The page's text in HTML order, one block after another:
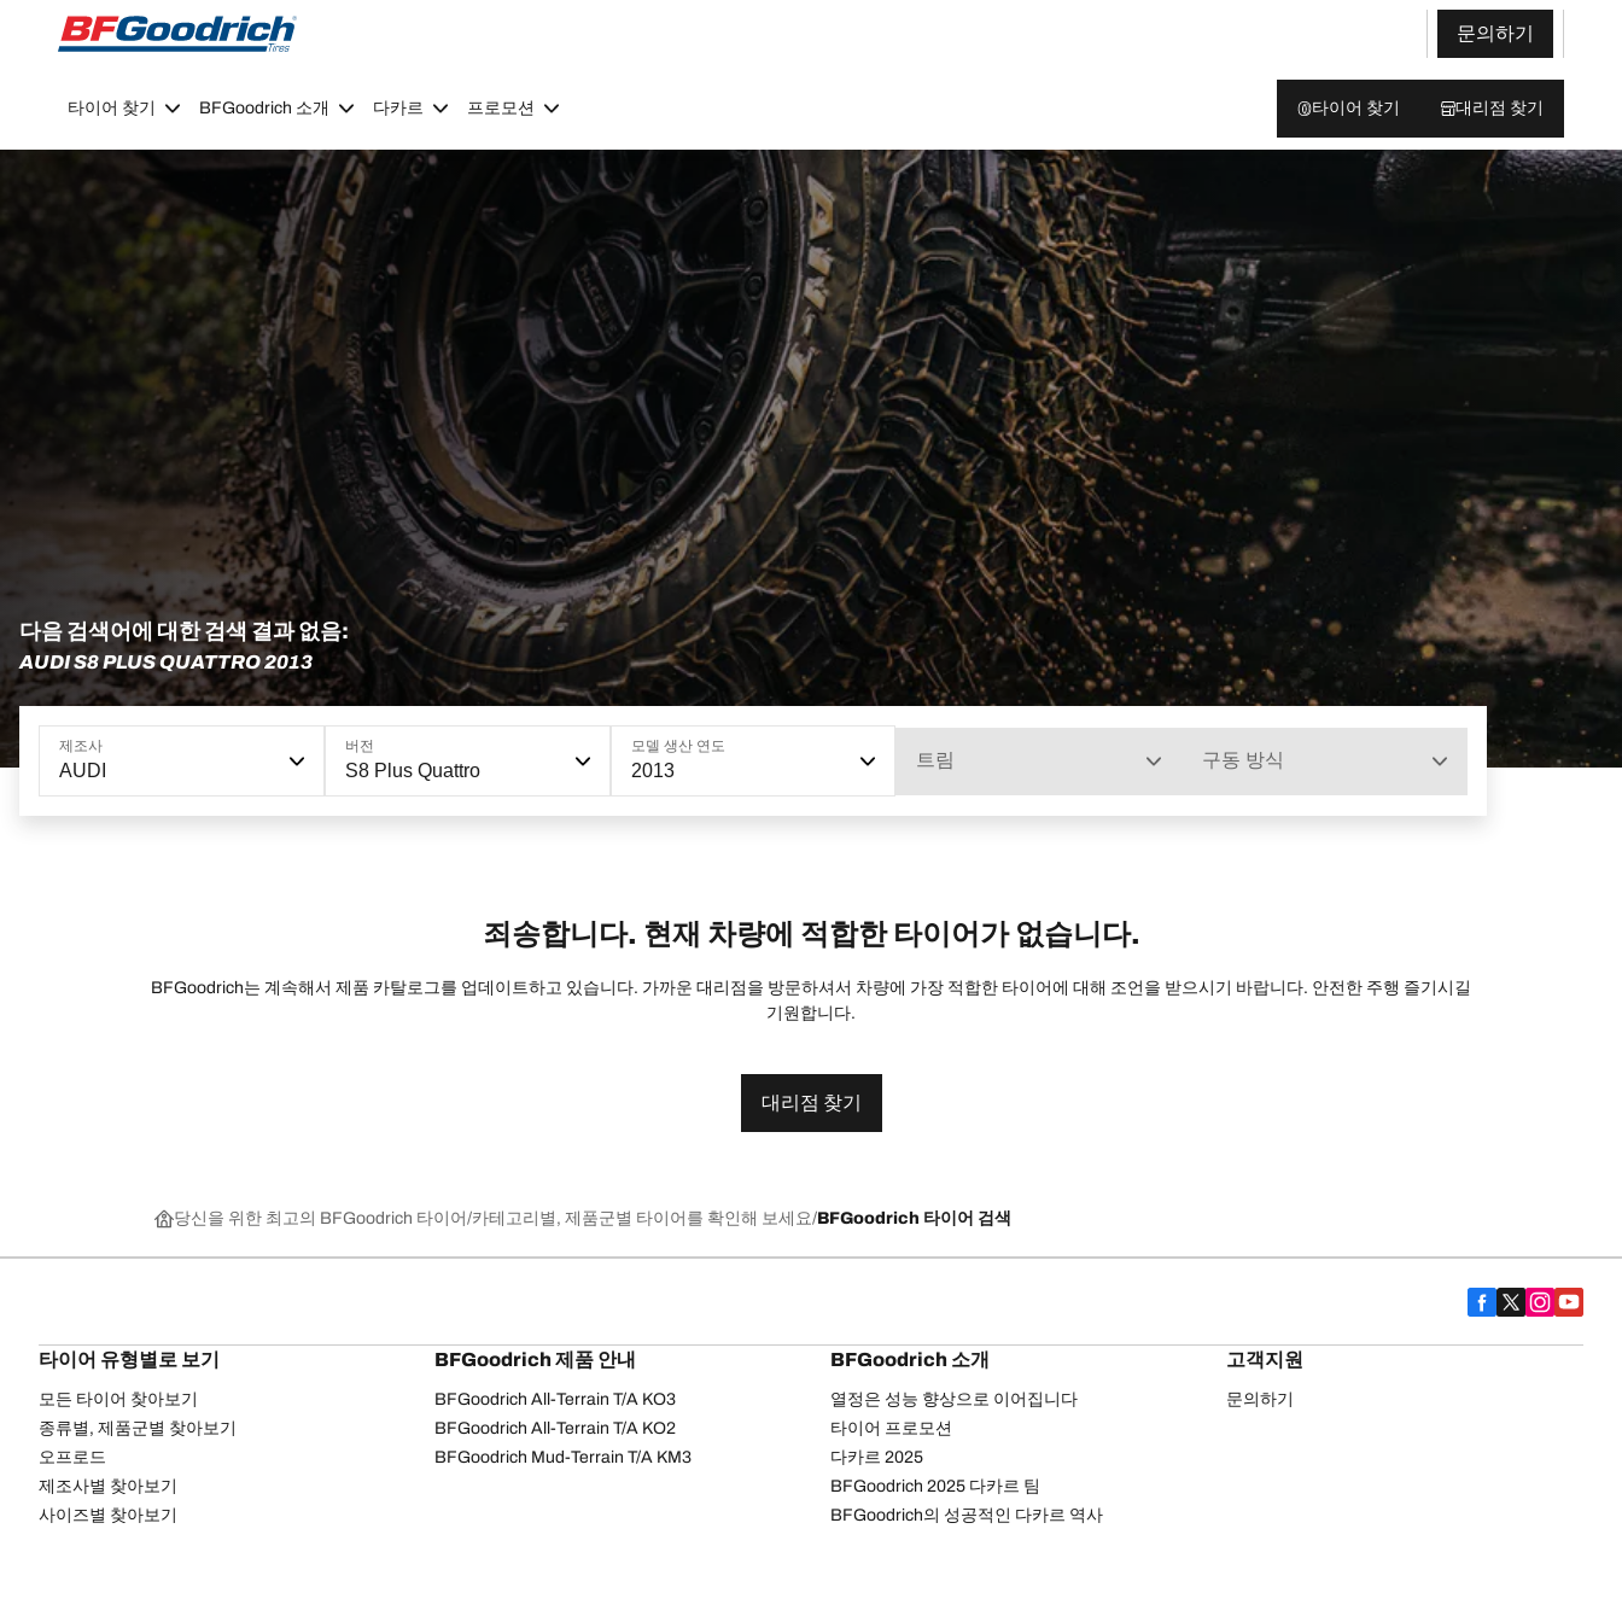
Go to page content
Go to page navigation
문의하기
타이어 찾기 BFGoodrich 소개 다카르 프로모션 타이어 찾기 대리점 찾기
다음 검색어에 대한 검색 결과 없음:
AUDI S8 PLUS QUATTRO 2013
제조사
AUDI
버전
S8 Plus Quattro
모델 생산 연도
2013
트림 구동 방식
죄송합니다. 현재 차량에 적합한 타이어가 없습니다.
BFGoodrich는 계속해서 제품 카탈로그를 업데이트하고 있습니다. 가까운 대리점을 방문하셔서 차량에 가장 적합한 타이어에 대해 조언을 받으시기 바랍니다. 안전한 주행 즐기시길
기원합니다.
대리점 찾기
당신을 위한 최고의 BFGoodrich 타이어 카테고리별, 제품군별 타이어를 확인해 보세요 BFGoodrich 타이어 검색
타이어 유형별로 보기
모든 타이어 찾아보기
종류별, 제품군별 찾아보기
오프로드
제조사별 찾아보기
사이즈별 찾아보기
BFGoodrich 제품 안내
BFGoodrich All-Terrain T/A KO3
BFGoodrich All-Terrain T/A KO2
BFGoodrich Mud-Terrain T/A KM3
BFGoodrich 소개
열정은 성능 향상으로 이어집니다
타이어 프로모션
다카르 2025
BFGoodrich 2025 다카르 팀
BFGoodrich의 성공적인 다카르 역사
고객지원
문의하기